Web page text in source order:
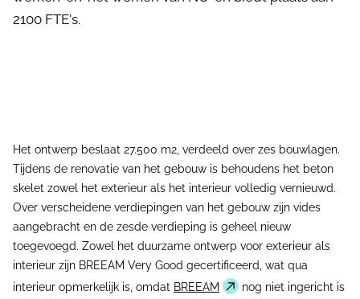
2100 FTE's.
Het ontwerp beslaat 27.500 m2, verdeeld over zes bouwlagen.
Tijdens de renovatie van het gebouw is behoudens het beton
skelet zowel het exterieur als het interieur volledig vernieuwd.
Over verscheidene verdiepingen van het gebouw zijn vides
aangebracht en de zesde verdieping is geheel nieuw
toegevoegd. Zowel het duurzame ontwerp voor exterieur als
interieur zijn BREEAM Very Good gecertificeerd, wat qua
interieur opmerkelijk is, omdat BREEAM
nog niet ingericht is